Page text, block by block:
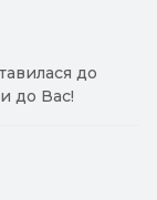
до
до Вас!